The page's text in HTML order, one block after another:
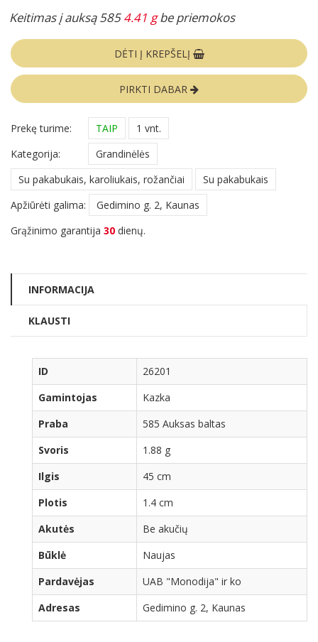
Keitimas į auksą 5854.41 gbe priemokos
DĖTI Į KREPŠELĮ
PIRKTI DABAR
Prekę turime: TAIP
1 vnt.
Kategorija:
Grandinėlės
Su pakabukais, karoliukais, rožančiai
Su pakabukais
Apžiūrėti galima:
Gedimino g. 2, Kaunas
Grąžinimo garantija 30 dienų.
INFORMACIJA
KLAUSTI
ID
26201
Gamintojas
Kazka
Praba
585 Auksas baltas
Svoris
1.88 g
Ilgis
45 cm
Plotis
1.4 cm
Akutės
Be akučių
Būklė
Naujas
Pardavėjas
UAB "Monodija" ir ko
Adresas
Gedimino g. 2, Kaunas